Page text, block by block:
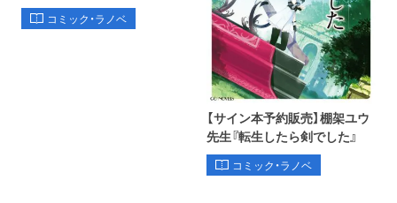
コミック・ラノベ
【サイン本予約販売】棚架ユウ
先生『転生したら剣でした』
コミック・ラノベ